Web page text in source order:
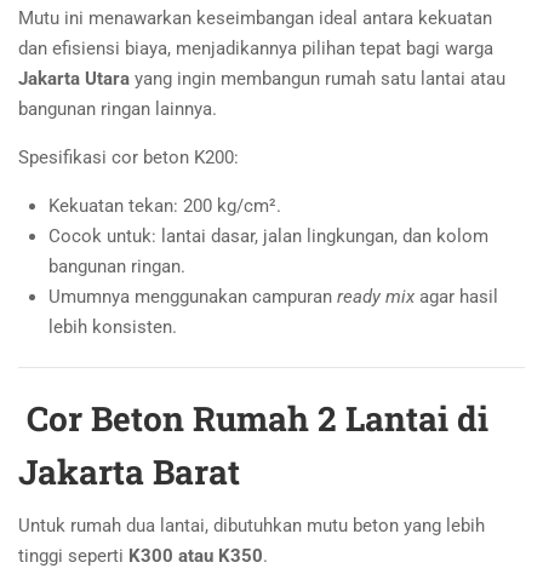
Mutu ini menawarkan keseimbangan ideal antara kekuatan
dan efisiensi biaya, menjadikannya pilihan tepat bagi warga
Jakarta Utara yang ingin membangun rumah satu lantai atau
bangunan ringan lainnya.
Spesifikasi cor beton K200:
Kekuatan tekan: 200 kg/cm².
Cocok untuk: lantai dasar, jalan lingkungan, dan kolom
bangunan ringan.
Umumnya menggunakan campuran ready mix agar hasil
lebih konsisten.
Cor Beton Rumah 2 Lantai di
Jakarta Barat
Untuk rumah dua lantai, dibutuhkan mutu beton yang lebih
tinggi seperti K300 atau K350.